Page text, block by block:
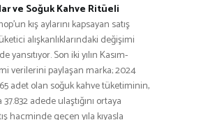
ve Soğuk Kahve Ritüeli
kış aylarını kapsayan satış
alışkanlıklarındaki değişimi
yansıtıyor. Son iki yılın Kasım-
verilerini paylaşan marka; 2024
adet olan soğuk kahve tüketiminin,
37.832 adede ulaştığını ortaya
hacminde geçen yıla kıyasla